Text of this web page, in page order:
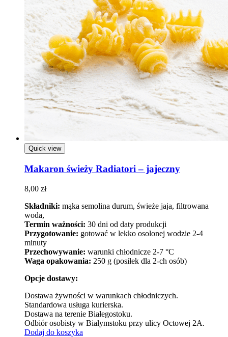
Quick view
Makaron świeży Radiatori – jajeczny
8,00 zł
Składniki: mąka semolina durum, świeże jaja, filtrowana
woda,
Termin ważności: 30 dni od daty produkcji
Przygotowanie: gotować w lekko osolonej wodzie 2-4
minuty
Przechowywanie: warunki chłodnicze 2-7 °C
Waga opakowania: 250 g (posiłek dla 2-ch osób)
Opcje dostawy:
Dostawa żywności w warunkach chłodniczych.
Standardowa usługa kurierska.
Dostawa na terenie Białegostoku.
Odbiór osobisty w Białymstoku przy ulicy Octowej 2A.
Dodaj do koszyka